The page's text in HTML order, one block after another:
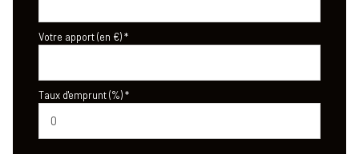
Votre apport (en €) *
Taux d'emprunt (%) *